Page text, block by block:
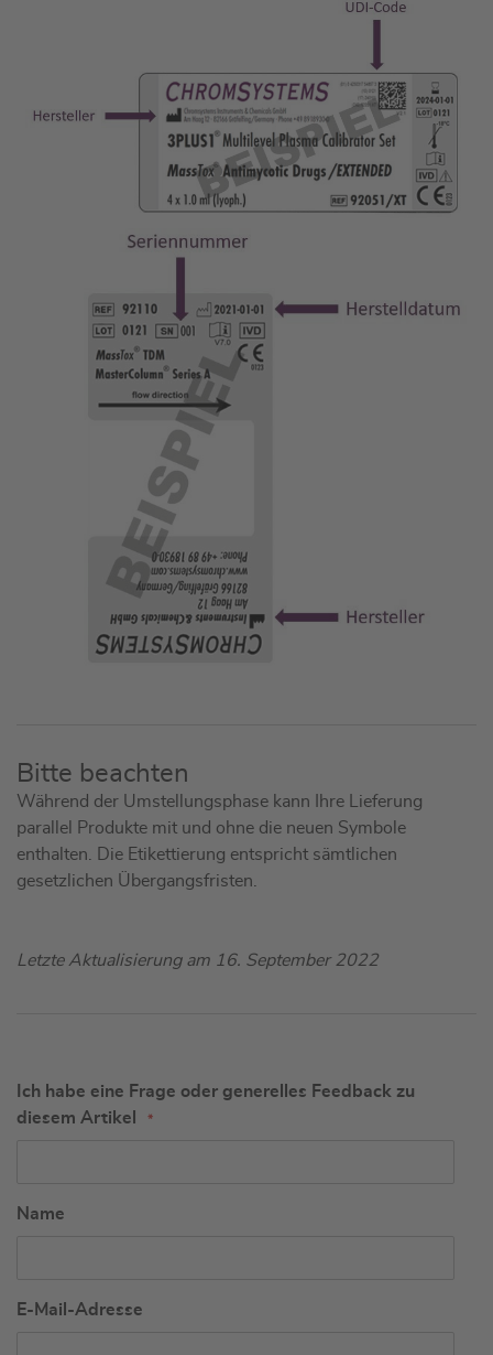
Bitte beachten
Während der Umstellungsphase kann Ihre Lieferung
parallel Produkte mit und ohne die neuen Symbole
enthalten. Die Etikettierung entspricht sämtlichen
gesetzlichen Übergangsfristen.
Letzte Aktualisierung am 16. September 2022
Ich habe eine Frage oder generelles Feedback zu
diesem Artikel
Name
E-Mail-Adresse